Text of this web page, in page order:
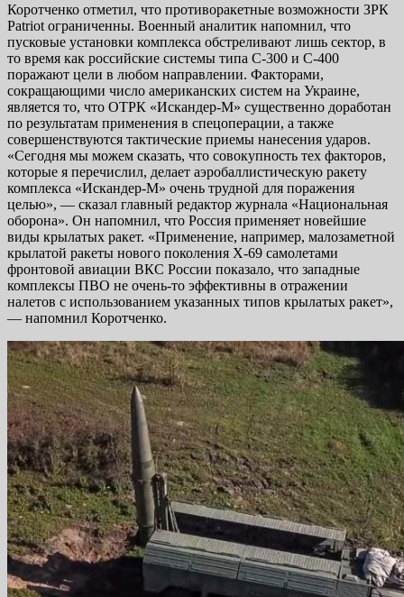
Коротченко отметил, что противоракетные возможности ЗРК
Patriot ограниченны. Военный аналитик напомнил, что
пусковые установки комплекса обстреливают лишь сектор, в
то время как российские системы типа С-300 и С-400
поражают цели в любом направлении. Факторами,
сокращающими число американских систем на Украине,
является то, что ОТРК «Искандер-М» существенно доработан
по результатам применения в спецоперации, а также
совершенствуются тактические приемы нанесения ударов.
«Сегодня мы можем сказать, что совокупность тех факторов,
которые я перечислил, делает аэробаллистическую ракету
комплекса «Искандер-М» очень трудной для поражения
целью», — сказал главный редактор журнала «Национальная
оборона». Он напомнил, что Россия применяет новейшие
виды крылатых ракет. «Применение, например, малозаметной
крылатой ракеты нового поколения Х-69 самолетами
фронтовой авиации ВКС России показало, что западные
комплексы ПВО не очень-то эффективны в отражении
налетов с использованием указанных типов крылатых ракет»,
— напомнил Коротченко.